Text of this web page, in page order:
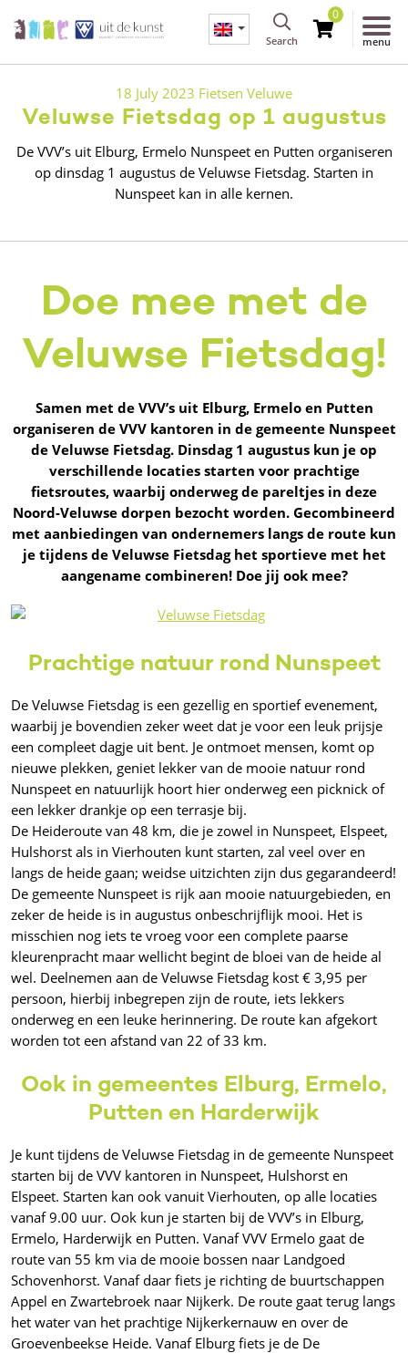
Search
0
menu
18 July 2023 Fietsen Veluwe
Veluwse Fietsdag op 1 augustus
De VVV’s uit Elburg, Ermelo Nunspeet en Putten organiseren
op dinsdag 1 augustus de Veluwse Fietsdag. Starten in
Nunspeet kan in alle kernen.
Doe mee met de
Veluwse Fietsdag!
Samen met de VVV’s uit Elburg, Ermelo en Putten
organiseren de VVV kantoren in de gemeente Nunspeet
de Veluwse Fietsdag. Dinsdag 1 augustus kun je op
verschillende locaties starten voor prachtige
fietsroutes, waarbij onderweg de pareltjes in deze
Noord-Veluwse dorpen bezocht worden. Gecombineerd
met aanbiedingen van ondernemers langs de route kun
je tijdens de Veluwse Fietsdag het sportieve met het
aangename combineren! Doe jij ook mee?
Prachtige natuur rond Nunspeet
De Veluwse Fietsdag is een gezellig en sportief evenement,
waarbij je bovendien zeker weet dat je voor een leuk prijsje
een compleet dagje uit bent. Je ontmoet mensen, komt op
nieuwe plekken, geniet lekker van de mooie natuur rond
Nunspeet en natuurlijk hoort hier onderweg een picknick of
een lekker drankje op een terrasje bij.
De Heideroute van 48 km, die je zowel in Nunspeet, Elspeet,
Hulshorst als in Vierhouten kunt starten, zal veel over en
langs de heide gaan; weidse uitzichten zijn dus gegarandeerd!
De gemeente Nunspeet is rijk aan mooie natuurgebieden, en
zeker de heide is in augustus onbeschrijflijk mooi. Het is
misschien nog iets te vroeg voor een complete paarse
kleurenpracht maar wellicht begint de bloei van de heide al
wel. Deelnemen aan de Veluwse Fietsdag kost € 3,95 per
persoon, hierbij inbegrepen zijn de route, iets lekkers
onderweg en een leuke herinnering. De route kan afgekort
worden tot een afstand van 22 of 33 km.
Ook in gemeentes Elburg, Ermelo,
Putten en Harderwijk
Je kunt tijdens de Veluwse Fietsdag in de gemeente Nunspeet
starten bij de VVV kantoren in Nunspeet, Hulshorst en
Elspeet. Starten kan ook vanuit Vierhouten, op alle locaties
vanaf 9.00 uur. Ook kun je starten bij de VVV’s in Elburg,
Ermelo, Harderwijk en Putten. Vanaf VVV Ermelo gaat de
route van 55 km via de mooie bossen naar Landgoed
Schovenhorst. Vanaf daar fiets je richting de buurtschappen
Appel en Zwartebroek naar Nijkerk. De route gaat terug langs
het water van het prachtige Nijkerkernauw en over de
Groevenbeekse Heide. Vanaf Elburg fiets je de De